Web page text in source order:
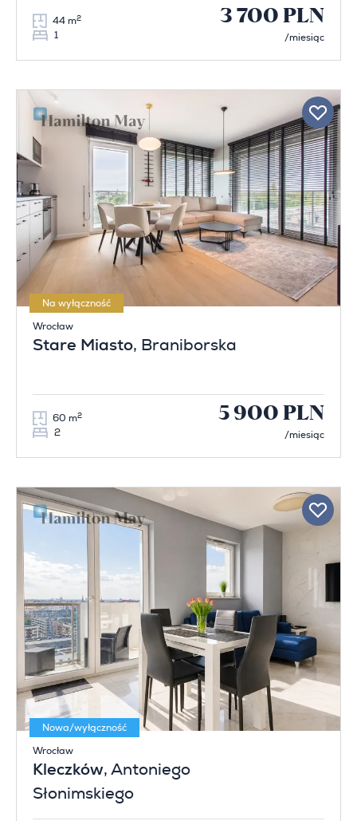
44 m2
1
3 700 PLN
/miesiąc
Na wyłączność
Wrocław
Stare Miasto, Braniborska
60 m2
2
5 900 PLN
/miesiąc
Nowa/wyłączność
Wrocław
Kleczków, Antoniego
Słonimskiego